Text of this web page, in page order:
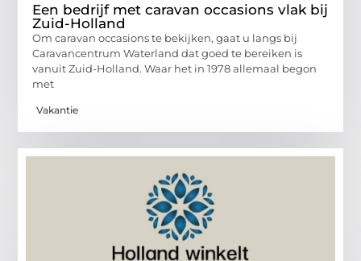
Een bedrijf met caravan occasions vlak bij
Zuid-Holland
Om caravan occasions te bekijken, gaat u langs bij
Caravancentrum Waterland dat goed te bereiken is
vanuit Zuid-Holland. Waar het in 1978 allemaal begon
met
Vakantie